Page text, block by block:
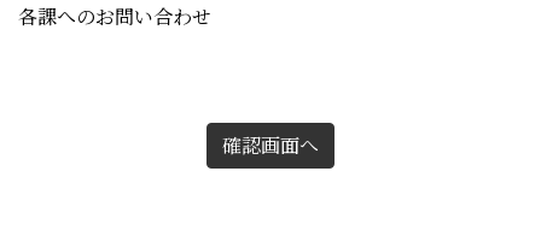
各課へのお問い合わせ
確認画面へ